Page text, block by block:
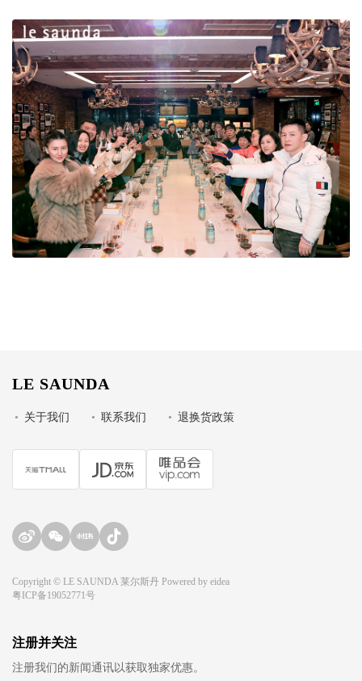
LE SAUNDA
• 关于我们 • 联系我们 • 退换货政策
Copyright © LE SAUNDA 莱尔斯丹 Powered by eidea
粤ICP备19052771号
注册并关注
注册我们的新闻通讯以获取独家优惠。